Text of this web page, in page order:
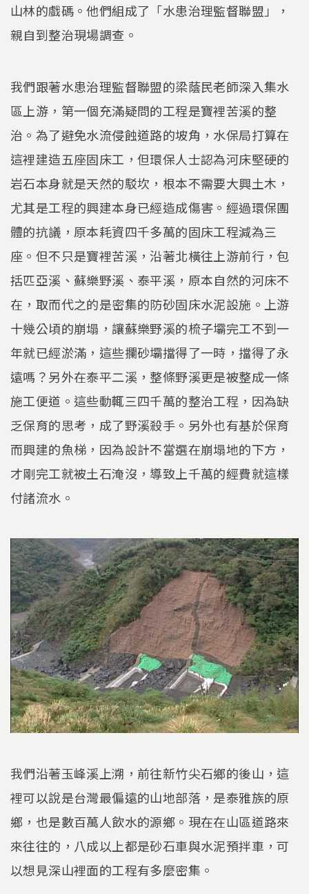
山林的戲碼。他們組成了「水患治理監督聯盟」，
親自到整治現場調查。
我們跟著水患治理監督聯盟的梁蔭民老師深入集水
區上游，第一個充滿疑問的工程是寶裡苦溪的整
治。為了避免水流侵蝕道路的坡角，水保局打算在
這裡建造五座固床工，但環保人士認為河床堅硬的
岩石本身就是天然的駁坎，根本不需要大興土木，
尤其是工程的興建本身已經造成傷害。經過環保團
體的抗議，原本耗資四千多萬的固床工程減為三
座。但不只是寶裡苦溪，沿著北橫往上游前行，包
括匹亞溪、蘇樂野溪、泰平溪，原本自然的河床不
在，取而代之的是密集的防砂固床水泥設施。上游
十幾公頃的崩塌，讓蘇樂野溪的梳子壩完工不到一
年就已經淤滿，這些攔砂壩擋得了一時，擋得了永
遠嗎？另外在泰平二溪，整條野溪更是被整成一條
施工便道。這些動輒三四千萬的整治工程，因為缺
乏保育的思考，成了野溪殺手。另外也有基於保育
而興建的魚梯，因為設計不當選在崩塌地的下方，
才剛完工就被土石淹沒，導致上千萬的經費就這樣
付諸流水。
我們沿著玉峰溪上溯，前往新竹尖石鄉的後山，這
裡可以說是台灣最偏遠的山地部落，是泰雅族的原
鄉，也是數百萬人飲水的源鄉。現在在山區道路來
來往往的，八成以上都是砂石車與水泥預拌車，可
以想見深山裡面的工程有多麼密集。